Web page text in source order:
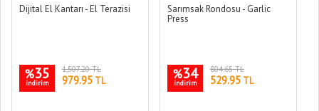
Dijital El Kantarı - El Terazisi
%35
indirim
1,507.20 TL
979.95 TL
Sarımsak Rondosu - Garlic
Press
%34
indirim
804.65 TL
529.95 TL